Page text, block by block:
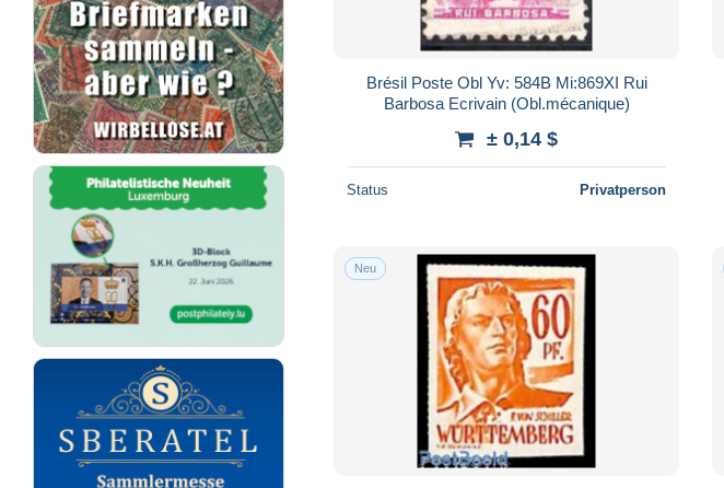
Brésil Poste Obl Yv: 584B Mi:869XI Rui
Barbosa Ecrivain (Obl.mécanique)
± 0,14 $
Status Privatperson
Neu